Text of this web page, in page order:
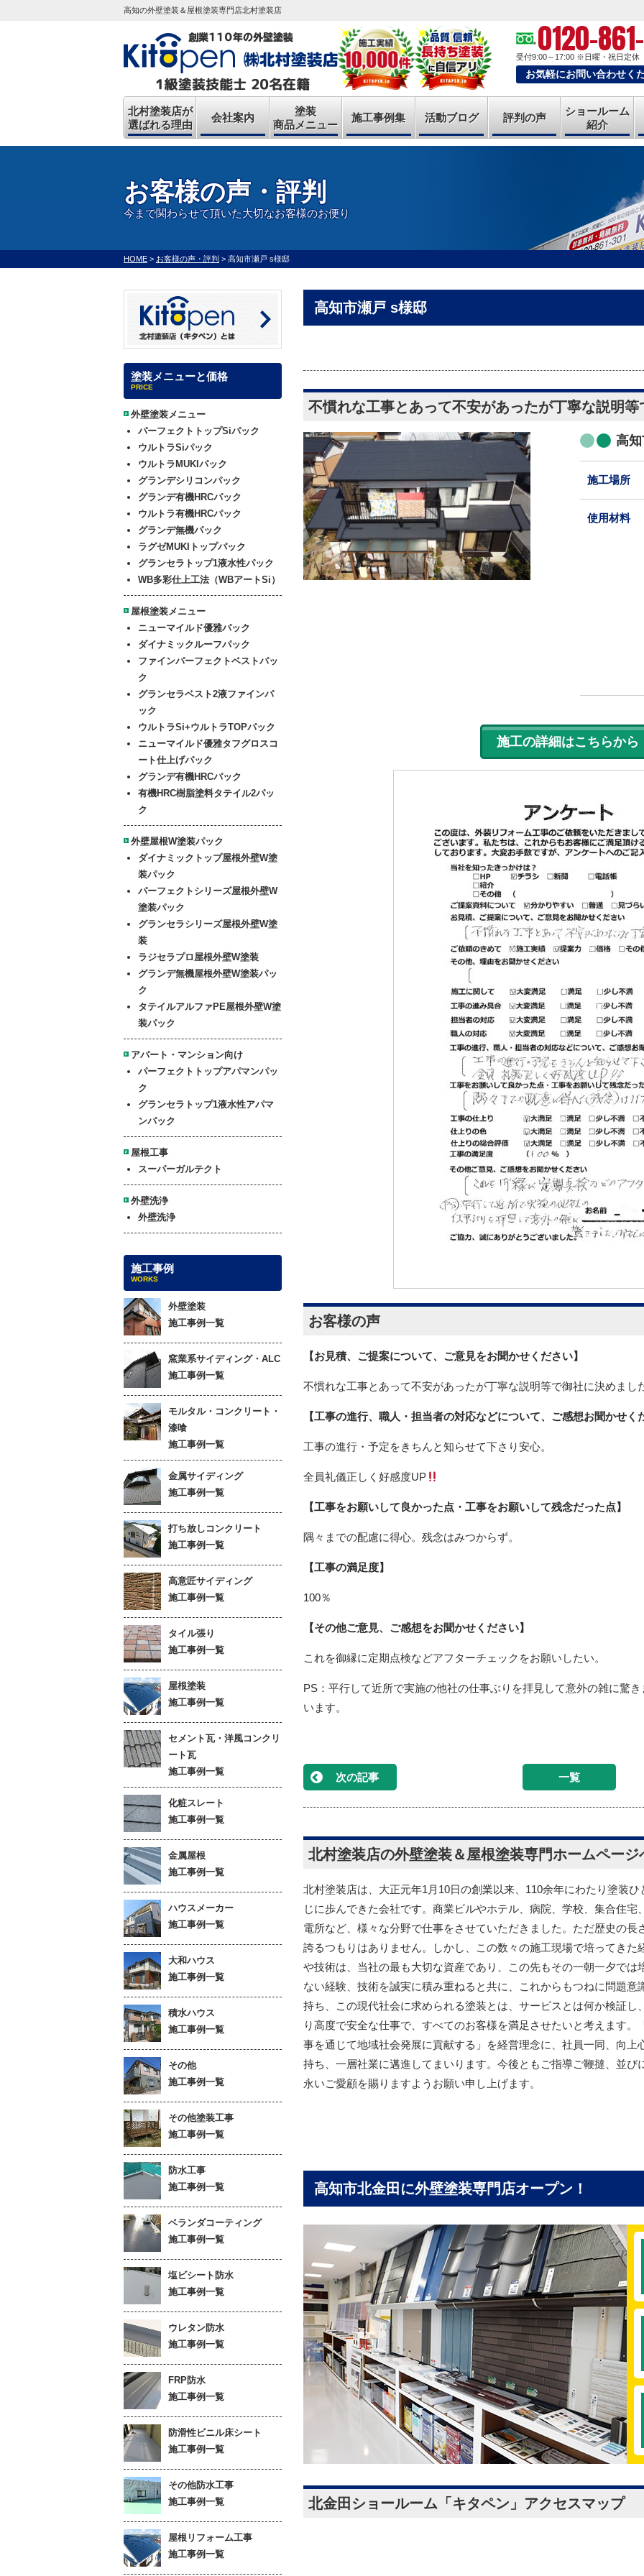
高知の外壁塗装＆屋根塗装専門店北村塗装店
0120-
受付9:00～17:00 ※日曜・祝日定休
お気軽にお問い合わせく
北村塗装店が
選ばれる理由
会社案内
塗装
商品メニュー
施工事例集 活動ブログ 評判の声
ショールーム
紹介
お客様の声・評判
今まで関わらせて頂いた大切なお客様のお便り
HOME > お客様の声・評判 > 高知市瀬戸 s様邸
高知市瀬戸 s様邸
不慣れな工事とあって不安があったが丁寧な説明等
高
施工場所
使用材料
施工の詳細はこちらから
お客様の声
【お見積、ご提案について、ご意見をお聞かせください】
不慣れな工事とあって不安があったが丁寧な説明等で御社に決めまし
【工事の進行、職人・担当者の対応などについて、ご感想お聞かせく
工事の進行・予定をきちんと知らせて下さり安心。
全員礼儀正しく好感度UP
【工事をお願いして良かった点・工事をお願いして残念だった点】
隅々までの配慮に得心。残念はみつからず。
【工事の満足度】
100％
【その他ご意見、ご感想をお聞かせください】
これを御縁に定期点検などアフターチェックをお願いしたい。
PS：平行して近所で実施の他社の仕事ぶりを拝見して意外の雑に驚
います。
次の記事 一覧
北村塗装店の外壁塗装＆屋根塗装専門ホームページ
北村塗装店は、大正元年1月10日の創業以来、110余年にわたり塗装ひ
じに歩んできた会社です。商業ビルやホテル、病院、学校、集合住宅
電所など、様々な分野で仕事をさせていただきました。ただ歴史の長
誇るつもりはありません。しかし、この数々の施工現場で培ってきた
や技術は、当社の最も大切な資産であり、この先もその一朝一夕では
ない経験、技術を誠実に積み重ねると共に、これからもつねに問題意
持ち、この現代社会に求められる塗装とは、サービスとは何か検証し
り高度で安全な仕事で、すべてのお客様を満足させたいと考えます。
事を通じて地域社会発展に貢献する」を経営理念に、社員一同、向上
持ち、一層社業に邁進してまいります。今後ともご指導ご鞭撻、並び
永いご愛顧を賜りますようお願い申し上げます。
高知市北金田に外壁塗装専門店オープン！
北金田ショールーム「キタペン」 アクセスマップ
塗装メニューと価格
PRICE
外壁塗装メニュー
パーフェクトトップSiパック
ウルトラSiパック
ウルトラMUKIパック
グランデシリコンパック
グランデ有機HRCパック
ウルトラ有機HRCパック
グランデ無機パック
ラグゼMUKIトップパック
グランセラトップ1液水性パック
WB多彩仕上工法（WBアートSi）
屋根塗装メニュー
ニューマイルド優雅パック
ダイナミックルーフパック
ファインパーフェクトベストパッ
ク
グランセラベスト2液ファインパ
ック
ウルトラSi+ウルトラTOPパック
ニューマイルド優雅タフグロスコ
ート仕上げパック
グランデ有機HRCパック
有機HRC樹脂塗料タテイル2パッ
ク
外壁屋根W塗装パック
ダイナミックトップ屋根外壁W塗
装パック
パーフェクトシリーズ屋根外壁W
塗装パック
グランセラシリーズ屋根外壁W塗
装
ラジセラプロ屋根外壁W塗装
グランデ無機屋根外壁W塗装パッ
ク
タテイルアルファPE屋根外壁W塗
装パック
アパート・マンション向け
パーフェクトトップアパマンパッ
ク
グランセラトップ1液水性アパマ
ンパック
屋根工事
スーパーガルテクト
外壁洗浄
外壁洗浄
施工事例
WORKS
外壁塗装
施工事例一覧
窯業系サイディング・ALC
施工事例一覧
モルタル・コンクリート・
漆喰
施工事例一覧
金属サイディング
施工事例一覧
打ち放しコンクリート
施工事例一覧
高意匠サイディング
施工事例一覧
タイル張り
施工事例一覧
屋根塗装
施工事例一覧
セメント瓦・洋風コンクリ
ート瓦
施工事例一覧
化粧スレート
施工事例一覧
金属屋根
施工事例一覧
ハウスメーカー
施工事例一覧
大和ハウス
施工事例一覧
積水ハウス
施工事例一覧
その他
施工事例一覧
その他塗装工事
施工事例一覧
防水工事
施工事例一覧
ベランダコーティング
施工事例一覧
塩ビシート防水
施工事例一覧
ウレタン防水
施工事例一覧
FRP防水
施工事例一覧
防滑性ビニル床シート
施工事例一覧
その他防水工事
施工事例一覧
屋根リフォーム工事
施工事例一覧